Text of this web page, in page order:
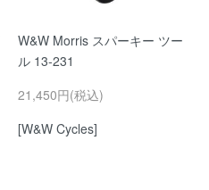
W&W Morris スパーキー ツー
ル 13-231
21,450円(税込)
[W&W Cycles]